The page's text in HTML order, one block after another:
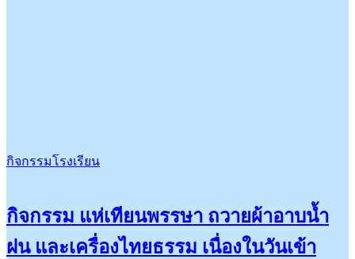
กิจกรรมโรงเรียน
กิจกรรม แห่เทียนพรรษา ถวายผ้าอาบน้ำ
ฝน และเครื่องไทยธรรม เนื่องในวันเข้า